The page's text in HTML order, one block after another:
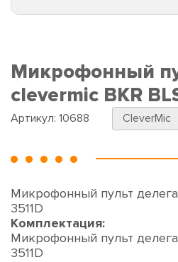
Микрофонный
clevermic BKR
Артикул: 10688 CleverMic
Микрофонный пульт
3511D
Комплектация:
Микрофонный пульт
3511D